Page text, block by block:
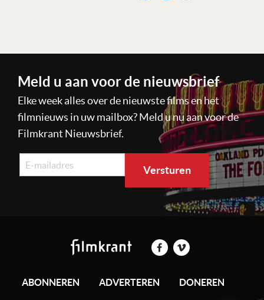
Meld u aan voor de nieuwsbrief
Elke week alles over de nieuwste films en het
filmnieuws in uw mailbox? Meld u nu aan voor de
Filmkrant Nieuwsbrief.
ABONNEREN ADVERTEREN DONEREN